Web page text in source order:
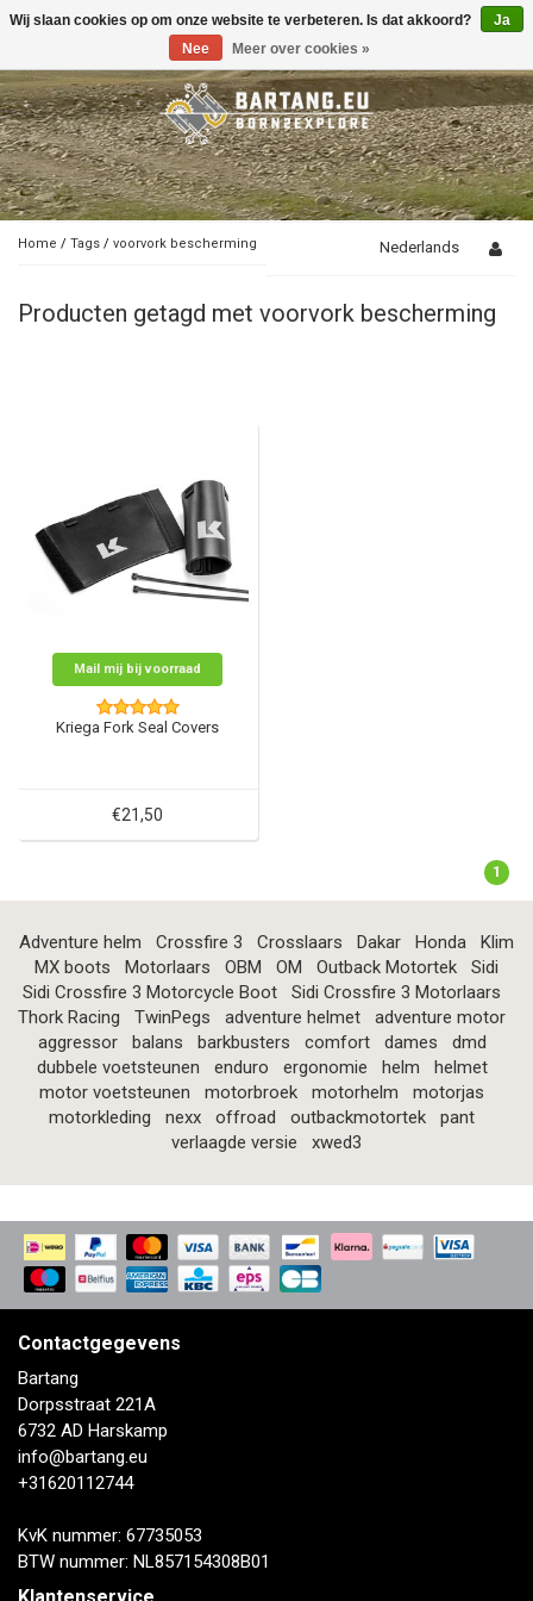
Toggle
Home / Tags / voorvork bescherming Nederlands
Producten getagd met voorvork bescherming
Mail mij bij voorraad
Kriega Fork Seal Covers
€21,50
1
Adventure helm Crossfire 3 Crosslaars Dakar Honda
Klim
MX boots
Motorlaars OBM OM Outback Motortek
Sidi
Sidi Crossfire 3 Motorcycle Boot
Sidi Crossfire 3 Motorlaars
Thork Racing
TwinPegs adventure helmet
adventure motor
aggressor
balans barkbusters comfort dames
dmd
dubbele voetsteunen
enduro ergonomie helm
helmet
motor voetsteunen
motorbroek motorhelm
motorjas
motorkleding
nexx offroad outbackmotortek
pant
verlaagde versie
xwed3
Contactgegevens
Bartang
Dorpsstraat 221A
6732 AD Harskamp
info@bartang.eu
+31620112744
KvK nummer: 67735053
BTW nummer: NL857154308B01
Wij slaan cookies op om onze website te verbeteren. Is dat akkoord?
Ja
Nee
Meer over cookies »